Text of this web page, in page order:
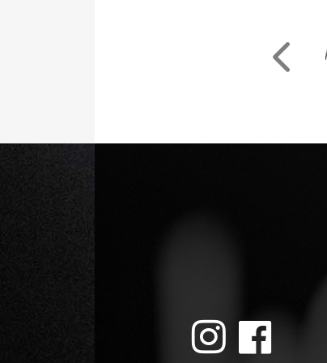
Previous
das Studio blitzsauber, die
 